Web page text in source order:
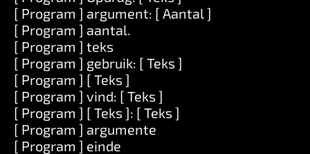
[ Program ] argument: [ Aantal ]
[ Program ] aantal.
[ Program ] teks
[ Program ] gebruik: [ Teks ]
[ Program ] [ Teks ]
[ Program ] vind: [ Teks ]
[ Program ] [ Teks ]: [ Teks ]
[ Program ] argumente
[ Program ] einde